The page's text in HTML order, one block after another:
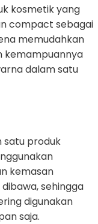
kosmetik yang
compact sebagai
memudahkan
kemampuannya
dalam satu
satu produk
kemasan
sehingga
digunakan
saja.